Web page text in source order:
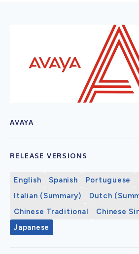
AVAYA
RELEASE VERSIONS
English Spanish Portuguese
Italian (Summary)
Dutch
Chinese Traditional
Chinese
Japanese